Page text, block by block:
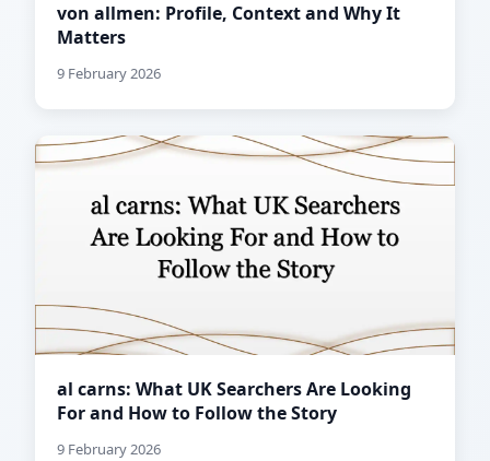
von allmen: Profile, Context and Why It
Matters
9 February 2026
al carns: What UK Searchers Are Looking
For and How to Follow the Story
9 February 2026